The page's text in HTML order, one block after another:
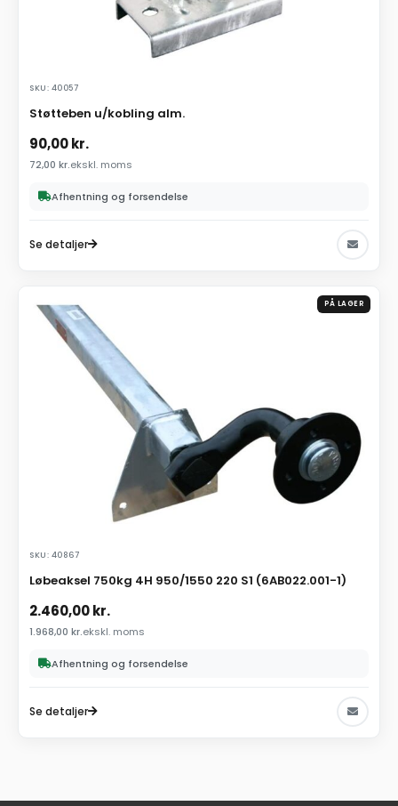
SKU: 40057
Støtteben u/kobling alm.
90,00kr.
72,00 kr.ekskl. moms
Afhentning og forsendelse
Se detaljer
PÅ LAGER
SKU: 40867
Løbeaksel 750kg 4H 950/1550 220 S1 (6AB022.001-1)
2.460,00kr.
1.968,00 kr.ekskl. moms
Afhentning og forsendelse
Se detaljer